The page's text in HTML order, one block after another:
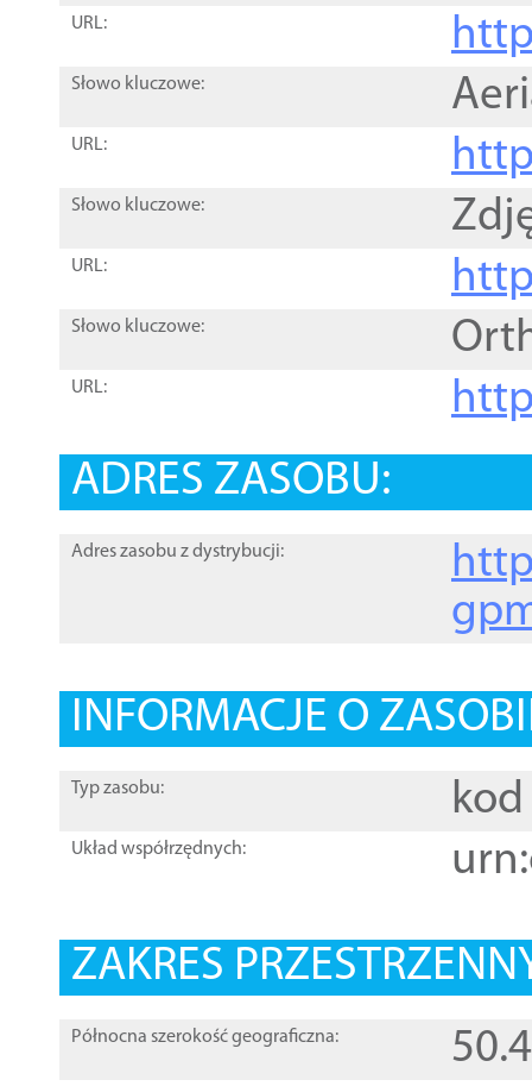
URL:
Słowo kluczowe:
URL:
Słowo kluczowe:
URL:
Słowo kluczowe:
URL:
ADRES ZASOBU:
Adres zasobu z dystrybucji:
INFORMACJE O
Typ zasobu: kod
Układ współrzędnych:
ZAKRES
Północna szerokość geograficzna: